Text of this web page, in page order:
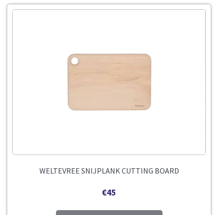
WELTEVREE SNIJPLANK CUTTING BOARD
€45